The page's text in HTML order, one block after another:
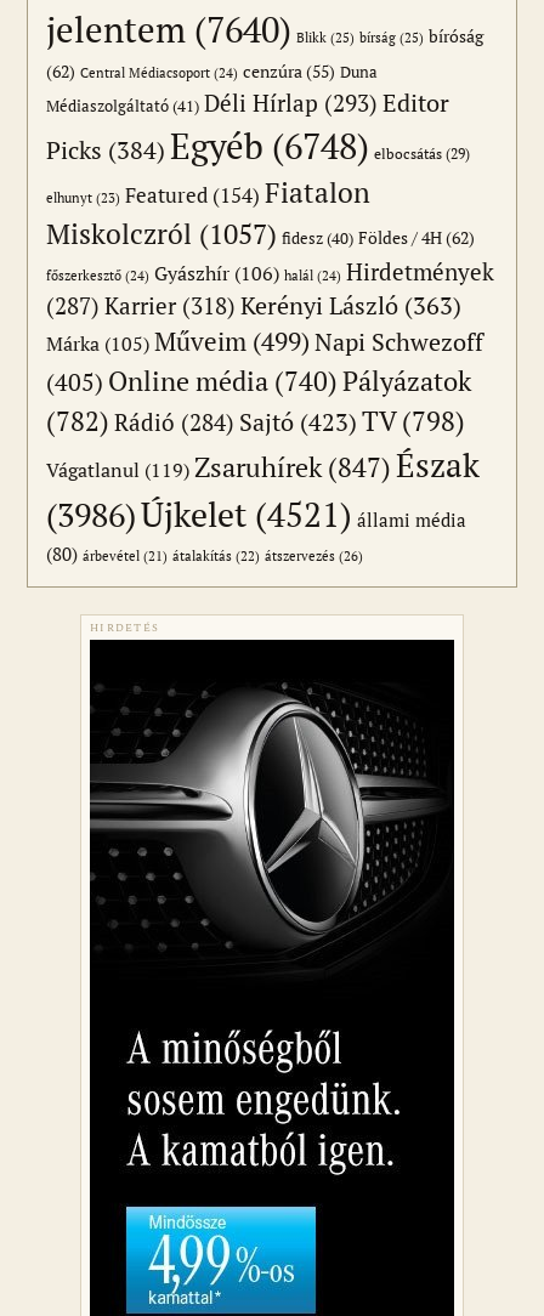
jelentem (7640) Blikk (25) bírság (25) bíróság
(62) Central Médiacsoport (24) cenzúra (55) Duna
Médiaszolgáltató(41) Déli Hírlap (293) Editor
Picks (384)Egyéb (6748) elbocsátás (29)
elhunyt (23) Featured (154) Fiatalon
Miskolczról (1057) fidesz(40) Földes / 4H(62)
főszerkesztő (24) Gyászhír (106) halál (24) Hirdetmények
(287) Karrier(318) Kerényi László (363)
Márka (105) Műveim (499)Napi Schwezoff
(405) Online média (740)Pályázatok
(782) Rádió (284) Sajtó (423)TV(798)
Vágatlanul (119) Zsaruhírek (847)Észak
(3986)Újkelet (4521) állami média
(80) árbevétel (21) átalakítás (22) átszervezés (26)
HIRDETÉS